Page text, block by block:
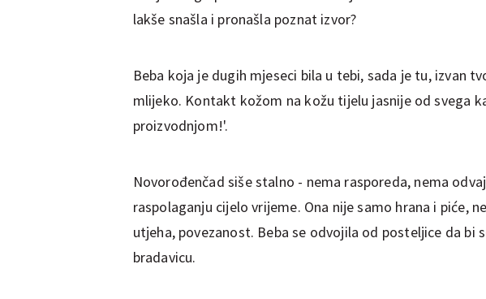
lakše snašla i pronašla poznat izvor?
Beba koja je dugih mjeseci bila u tebi, sada je tu, izvan
mlijeko. Kontakt kožom na kožu tijelu jasnije od svega
proizvodnjom!'.
Novorođenčad siše stalno - nema rasporeda, nema
raspolaganju cijelo vrijeme. Ona nije samo hrana i piće,
utjeha, povezanost. Beba se odvojila od posteljice da bi
bradavicu.